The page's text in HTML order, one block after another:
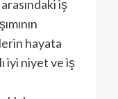
iş
hayata
iyi niyet ve iş